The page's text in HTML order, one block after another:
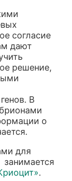
согласие
дают
решение,
В
о
для
.